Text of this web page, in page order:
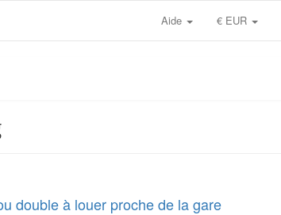
Aide € EUR
double à louer proche de la gare